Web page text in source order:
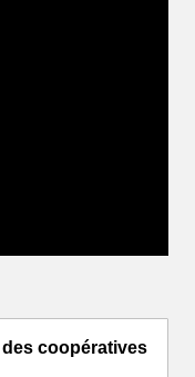
des coopératives